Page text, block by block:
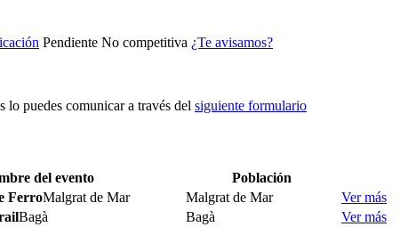
Pendiente No competitiva ¿Te avisamos?
lo puedes comunicar a través del siguiente formulario
del evento
Población
FerroMalgrat de Mar Malgrat de Mar
Ver más
Bagà Bagà
Ver más